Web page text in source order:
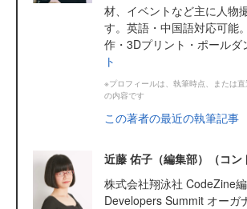
材、イベントなど主に人物
す。英語・中国語対応可能
作・3Dプリント・ポールダ
ト
※プロフィールは、執筆時点、または
の内容です
この著者の最近の執筆記事
近藤 佑子（編集部）（コン
株式会社翔泳社 CodeZine編
Developers Summit オーガ